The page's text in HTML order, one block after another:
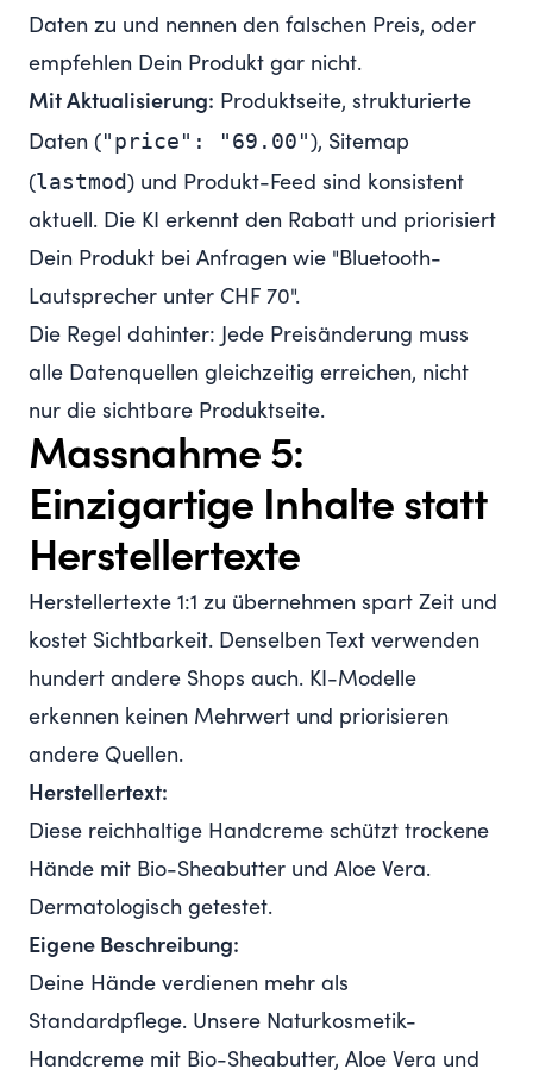
Daten zu und nennen den falschen Preis, oder
empfehlen Dein Produkt gar nicht.
Mit Aktualisierung: Produktseite, strukturierte
Daten ( "price": "69.00" ), Sitemap
(lastmod) und Produkt-Feed sind konsistent
aktuell. Die KI erkennt den Rabatt und priorisiert
Dein Produkt bei Anfragen wie "Bluetooth-
Lautsprecher unter CHF 70".
Die Regel dahinter: Jede Preisänderung muss
alle Datenquellen gleichzeitig erreichen, nicht
nur die sichtbare Produktseite.
Massnahme 5:
Einzigartige Inhalte statt
Herstellertexte
Herstellertexte 1:1 zu übernehmen spart Zeit und
kostet Sichtbarkeit. Denselben Text verwenden
hundert andere Shops auch. KI-Modelle
erkennen keinen Mehrwert und priorisieren
andere Quellen.
Herstellertext:
Diese reichhaltige Handcreme schützt trockene
Hände mit Bio-Sheabutter und Aloe Vera.
Dermatologisch getestet.
Eigene Beschreibung:
Deine Hände verdienen mehr als
Standardpflege. Unsere Naturkosmetik-
Handcreme mit Bio-Sheabutter, Aloe Vera und